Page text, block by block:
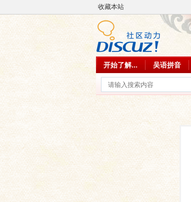
收藏本站
开始了解... 吴语拼音